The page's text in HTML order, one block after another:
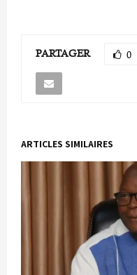
PARTAGER 0
ARTICLES SIMILAIRES